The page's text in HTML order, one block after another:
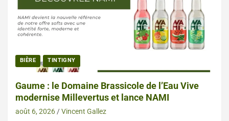
BIÈRE TINTIGNY
Gaume : le Domaine Brassicole de l’Eau Vive
modernise Millevertus et lance NAMI
août 6, 2026 Vincent Gallez